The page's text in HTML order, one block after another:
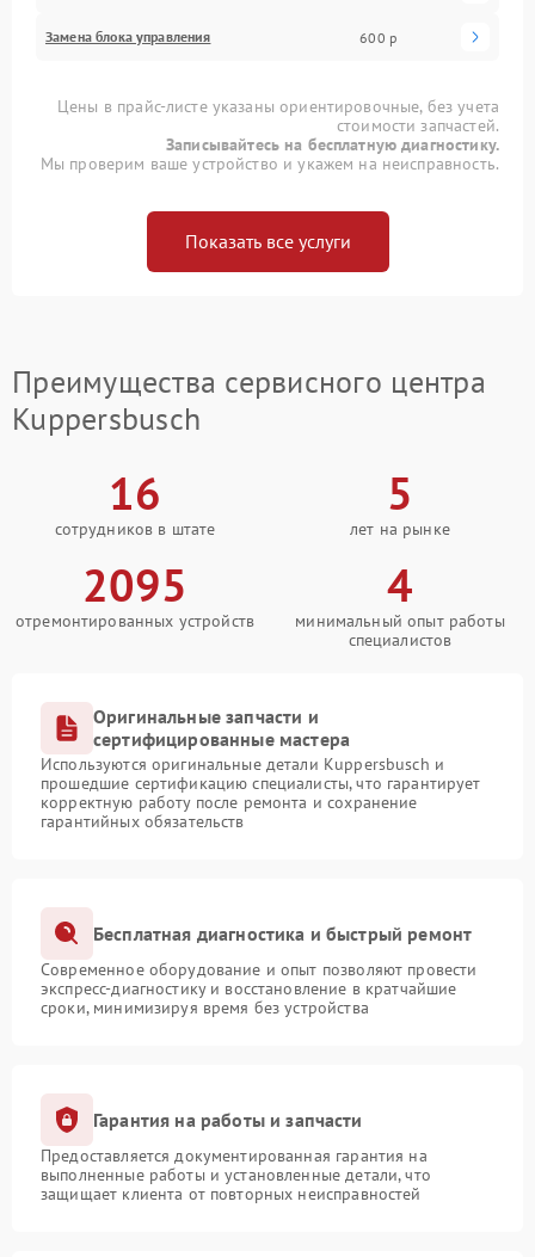
Замена блока управления 600 р
Цены в прайс-листе указаны ориентировочные, без учета
стоимости запчастей.
Записывайтесь на бесплатную диагностику.
Мы проверим ваше устройство и укажем на неисправность.
Показать все услуги
Преимущества сервисного центра
Kuppersbusch
16
сотрудников в штате
5
лет на рынке
2095
отремонтированных устройств
4
минимальный опыт работы
специалистов
Оригинальные запчасти и
сертифицированные мастера
Используются оригинальные детали Kuppersbusch и
прошедшие сертификацию специалисты, что гарантирует
корректную работу после ремонта и сохранение
гарантийных обязательств
Бесплатная диагностика и быстрый ремонт
Современное оборудование и опыт позволяют провести
экспресс-диагностику и восстановление в кратчайшие
сроки, минимизируя время без устройства
Гарантия на работы и запчасти
Предоставляется документированная гарантия на
выполненные работы и установленные детали, что
защищает клиента от повторных неисправностей